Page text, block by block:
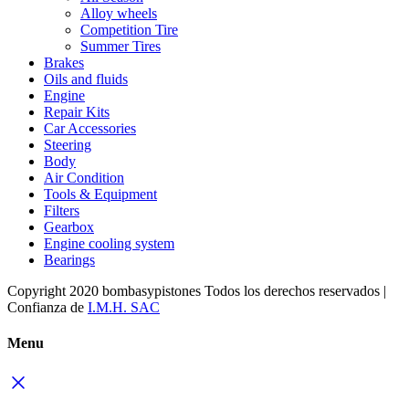
Alloy wheels
Competition Tire
Summer Tires
Brakes
Oils and fluids
Engine
Repair Kits
Car Accessories
Steering
Body
Air Condition
Tools & Equipment
Filters
Gearbox
Engine cooling system
Bearings
Copyright 2020 bombasypistones Todos los derechos reservados |
Confianza de I.M.H. SAC
Menu